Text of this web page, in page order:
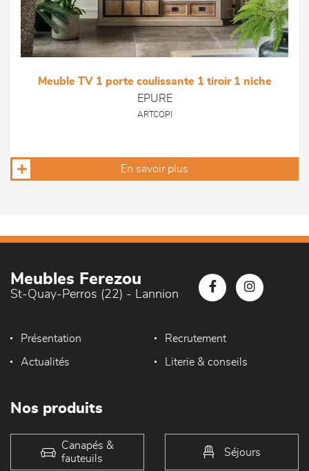
Meuble TV 1 porte coulissante 1 tiroir 1 niche
EPURE
ARTCOPI
En savoir plus
Meubles Ferezou
St-Quay-Perros (22) - Lannion
Présentation Recrutement
Actualités Literie & conseils
Nos produits
Canapés &
fauteuils
Séjours